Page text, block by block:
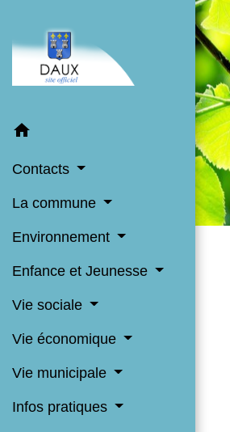
home
Contacts
La commune
Environnement
Enfance et Jeunesse
Vie sociale
Vie économique
Vie municipale
Infos pratiques